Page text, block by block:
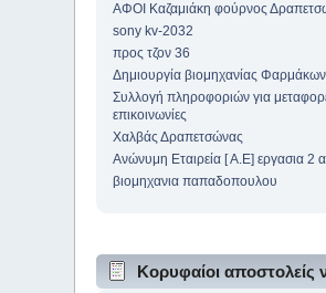
ΑΦΟΙ Καζαμιάκη φούρνος
sony kv-2032
προς τζον 36
Δημιουργία βιομηχανίας Φαρμάκων
Συλλογή πληροφοριών για
επικοινωνίες
Χαλβάς Δραπετσώνας
Ανώνυμη Εταιρεία [ Α.Ε] εργασια 2
βιομηχανια παπαδοπουλου
Κορυφαίοι αποστολείς